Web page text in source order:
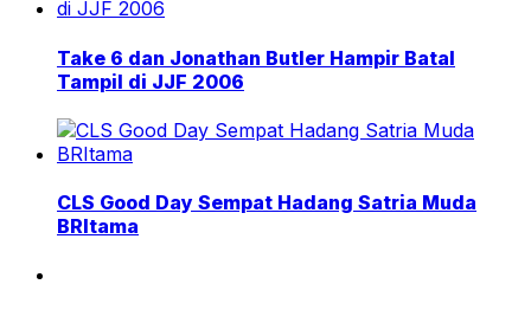
Take 6 dan Jonathan Butler Hampir Batal
Tampil di JJF 2006
CLS Good Day Sempat Hadang Satria Muda
BRItama